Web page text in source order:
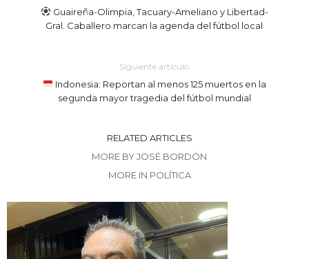
Guaireña-Olimpia, Tacuary-Ameliano y Libertad-
Gral. Caballero marcan la agenda del fútbol local
Siguiente artículo
Indonesia: Reportan al menos 125 muertos en la
segunda mayor tragedia del fútbol mundial
RELATED ARTICLES
MORE BY JOSÉ BORDÓN
MORE IN POLÍTICA